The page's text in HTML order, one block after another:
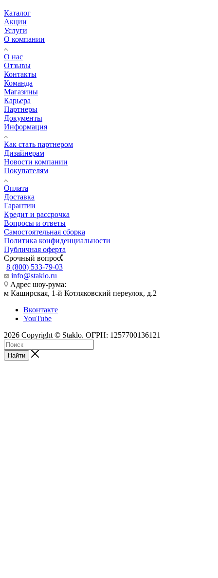
Каталог
Акции
Услуги
О компании
О нас
Отзывы
Контакты
Команда
Магазины
Карьера
Партнеры
Документы
Информация
Как стать партнером
Дизайнерам
Новости компании
Покупателям
Оплата
Доставка
Гарантии
Кредит и рассрочка
Вопросы и ответы
Самостоятельная сборка
Политика конфиденциальности
Публичная оферта
Срочный вопрос
8 (800) 533-79-03
info@staklo.ru
Адрес шоу-рума:
м Каширская, 1-й Котляковский переулок, д.2
Вконтакте
YouTube
2026 Copyright © Staklo. ОГРН: 1257700136121
Найти